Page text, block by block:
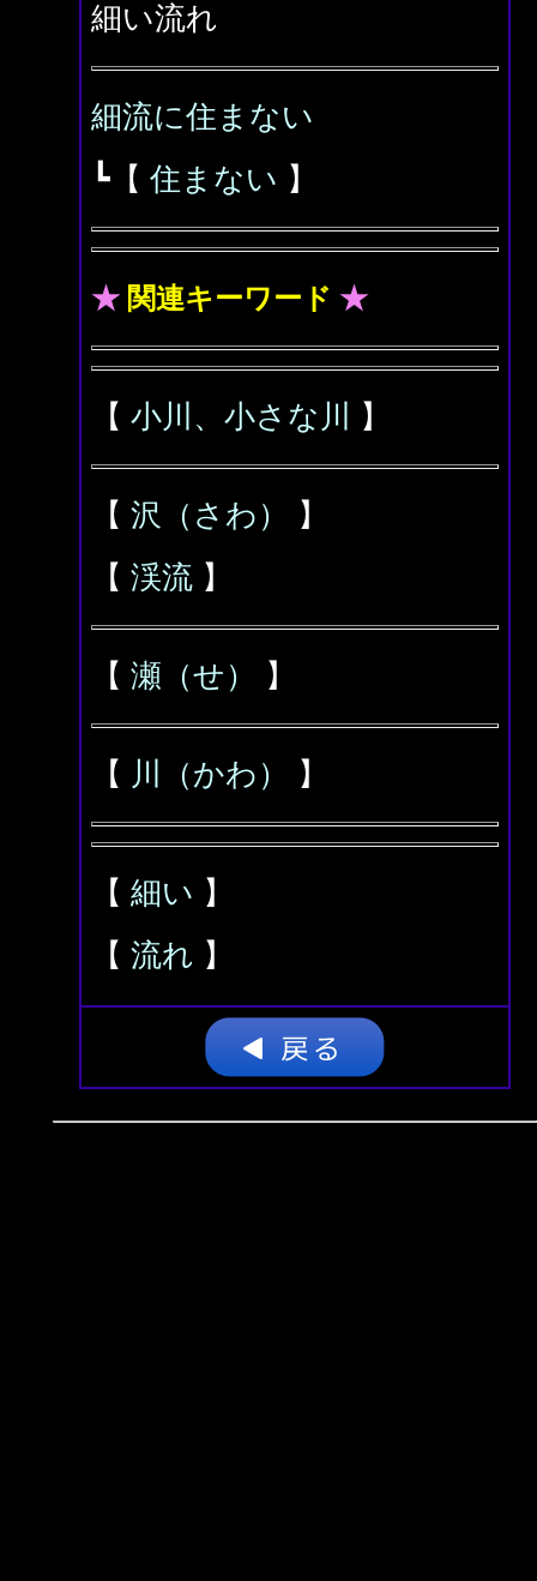
細い流れ
細流に住まない
┗【 住まない 】
★ 関連キーワード ★
【 小川、小さな川 】
【 沢（さわ）
】
【 渓流 】
【 瀬（せ） 】
【 川（かわ） 】
【 細い 】
【 流れ 】